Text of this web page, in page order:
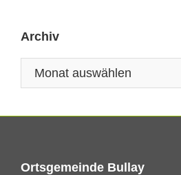
Archiv
Ortsgemeinde Bullay